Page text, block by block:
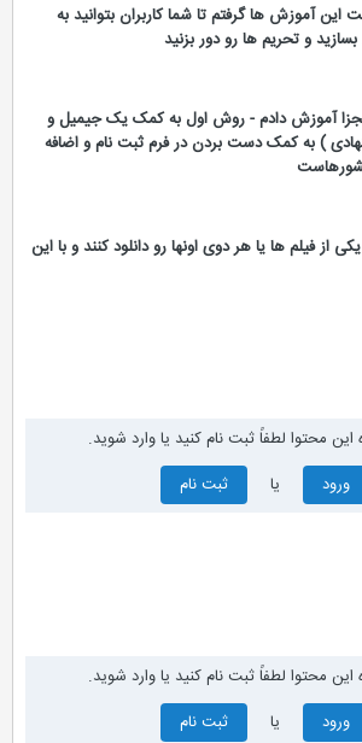
آموزش ها گرفتم تا شما کاربران بتوانید به
و تحریم ها رو دور بزنید
فیلم مجزا آموزش دادم - روش اول به کمک یک جیمیل و
) به کمک دست بردن در فرم ثبت نام و اضافه
از فیلم ها یا هر دوی اونها رو دانلود کنند و با این
محتوا لطفاً ثبت نام کنید یا وارد شوید.
ورود
ثبت نام
محتوا لطفاً ثبت نام کنید یا وارد شوید.
ورود
ثبت نام